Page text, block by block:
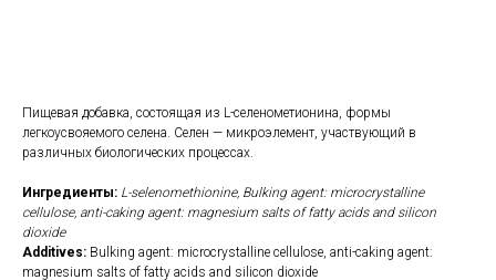
Пищевая добавка, состоящая из L-селенометионина, формы
легкоусвояемого селена. Селен — микроэлемент, участвующий в
различных биологических процессах.
Ингредиенты: L-selenomethionine, Bulking agent: microcrystalline
cellulose, anti-caking agent: magnesium salts of fatty acids and silicon
dioxide
Additives: Bulking agent: microcrystalline cellulose, anti-caking agent:
magnesium salts of fatty acids and silicon dioxide